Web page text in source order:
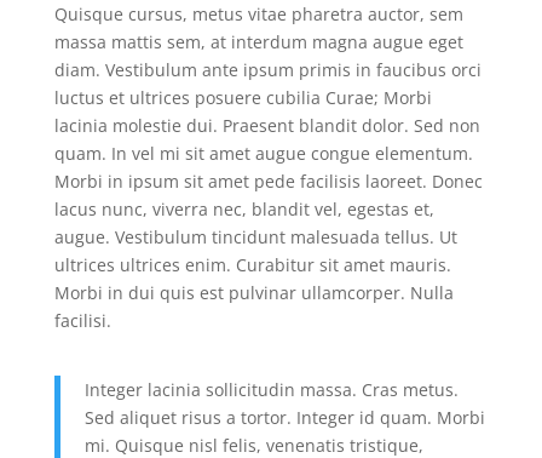
Quisque cursus, metus vitae pharetra auctor, sem
massa mattis sem, at interdum magna augue eget
diam. Vestibulum ante ipsum primis in faucibus orci
luctus et ultrices posuere cubilia Curae; Morbi
lacinia molestie dui. Praesent blandit dolor. Sed non
quam. In vel mi sit amet augue congue elementum.
Morbi in ipsum sit amet pede facilisis laoreet. Donec
lacus nunc, viverra nec, blandit vel, egestas et,
augue. Vestibulum tincidunt malesuada tellus. Ut
ultrices ultrices enim. Curabitur sit amet mauris.
Morbi in dui quis est pulvinar ullamcorper. Nulla
facilisi.
Integer lacinia sollicitudin massa. Cras metus.
Sed aliquet risus a tortor. Integer id quam. Morbi
mi. Quisque nisl felis, venenatis tristique,